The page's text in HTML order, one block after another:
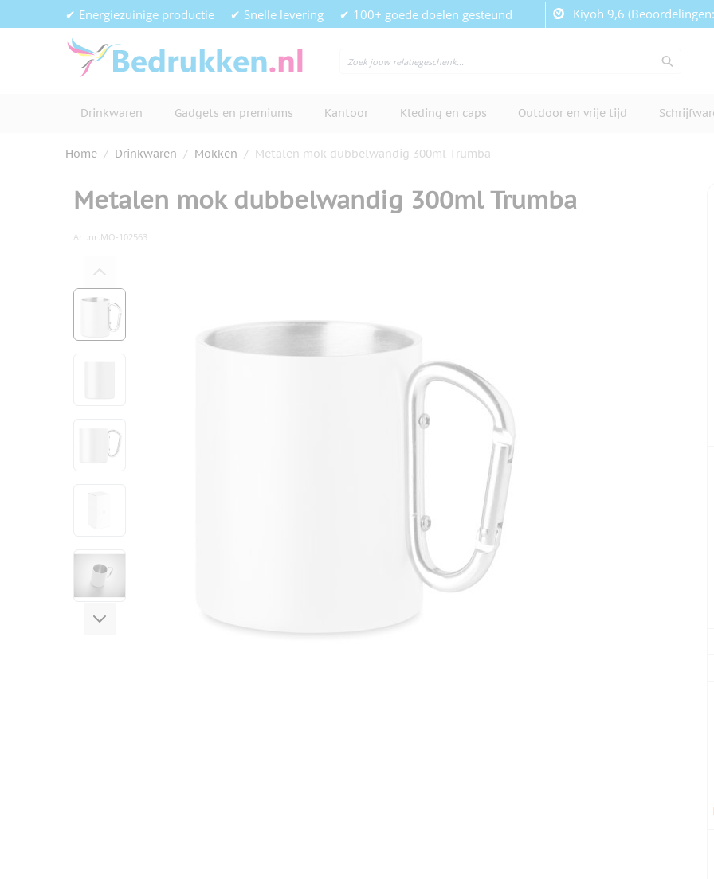
Ga naar de inhoud✔ Energiezuinige productie ✔ Snelle levering ✔ 100+ goede doelen gesteund Kiyoh 9,6
Drinkwaren Gadgets en premiums Kantoor Kleding en caps Outdoor en vrije tijd
Home / Drinkwaren / Mokken / Metalen mok dubbelwandig 300ml Trumba
Metalen mok dubbelwandig 300ml Trumba
Art.nr.MO-102563
View larger image
View larger image
View larger image
View larger image